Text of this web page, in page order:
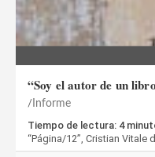
“Soy el autor de un
Informe
Tiempo de lectura: 4
“Página/12”, Cristian Vitale